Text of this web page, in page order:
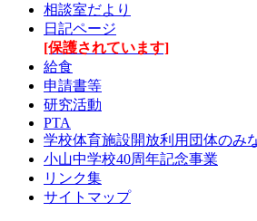
相談室だより
日記ページ
[保護されています]
給食
申請書等
研究活動
PTA
学校体育施設開放利用団体のみ
小山中学校40周年記念事業
リンク集
サイトマップ